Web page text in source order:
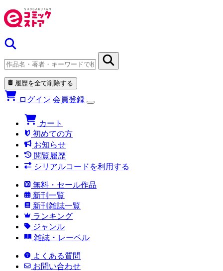
履歴を全て削除する
ログイン 会員登録
カート
初めての方
お知らせ
閲覧履歴
シリアルコードを利用する
無料・セール作品
新刊一覧
新刊雑誌一覧
ランキング
ジャンル
雑誌・レーベル
よくある質問
お問い合わせ